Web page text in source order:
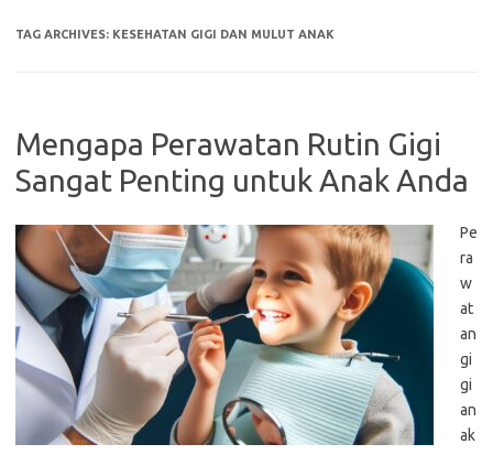
TAG ARCHIVES: KESEHATAN GIGI DAN MULUT ANAK
Mengapa Perawatan Rutin Gigi
Sangat Penting untuk Anak Anda
Pe
ra
w
at
an
gi
gi
an
ak